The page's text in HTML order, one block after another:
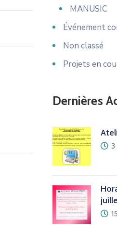
MANUSIC
Événement
Non classé
Projets en
Dernières